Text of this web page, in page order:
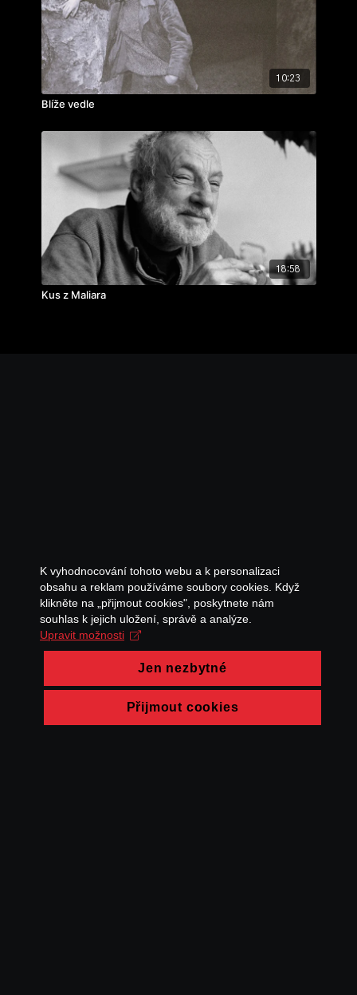
10:23
Blíže vedle
18:58
Kus z Maliara
K vyhodnocování tohoto webu a k personalizaci
obsahu a reklam používáme soubory cookies. Když
klikněte na „přijmout cookies", poskytnete nám
souhlas k jejich uložení, správě a analýze.
Upravit možnosti
Jen nezbytné
Přijmout cookies